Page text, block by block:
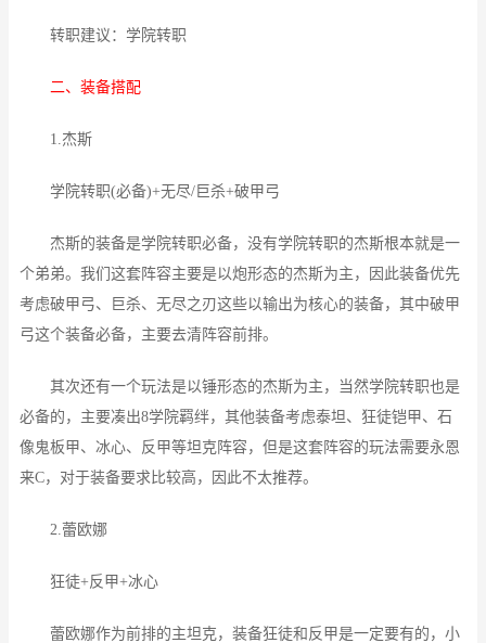
转职建议：学院转职
二、装备搭配
1.杰斯
学院转职(必备)+无尽/巨杀+破甲弓
杰斯的装备是学院转职必备，没有学院转职的杰斯根本就是一
个弟弟。我们这套阵容主要是以炮形态的杰斯为主，因此装备优先
考虑破甲弓、巨杀、无尽之刃这些以输出为核心的装备，其中破甲
弓这个装备必备，主要去清阵容前排。
其次还有一个玩法是以锤形态的杰斯为主，当然学院转职也是
必备的，主要凑出8学院羁绊，其他装备考虑泰坦、狂徒铠甲、石
像鬼板甲、冰心、反甲等坦克阵容，但是这套阵容的玩法需要永恩
来C，对于装备要求比较高，因此不太推荐。
2.蕾欧娜
狂徒+反甲+冰心
蕾欧娜作为前排的主坦克，装备狂徒和反甲是一定要有的，小